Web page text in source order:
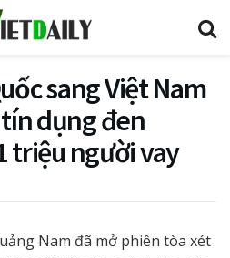
sang Việt Nam
dụng đen
triệu người vay
Nam đã mở phiên tòa xét